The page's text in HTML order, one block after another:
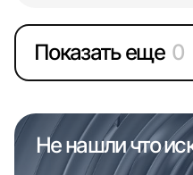
Показать еще 0
Не нашли что